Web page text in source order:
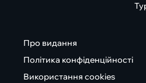
Про видання
Політика конфіденційності
Використання cookies